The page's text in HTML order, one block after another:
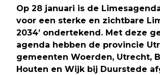
Op 28 januari is de
voor een sterke en zichtbare
2034’ ondertekend. Met deze
agenda hebben de provincie
gemeenten Woerden, Utrecht,
Houten en Wijk bij Duurstede